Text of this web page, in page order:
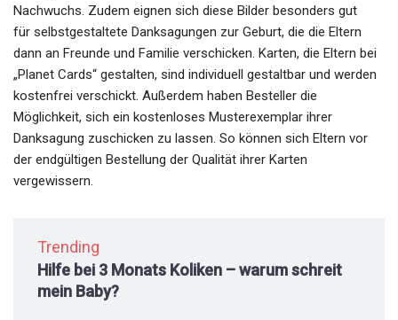
Nachwuchs. Zudem eignen sich diese Bilder besonders gut
für selbstgestaltete Danksagungen zur Geburt, die die Eltern
dann an Freunde und Familie verschicken. Karten, die Eltern bei
„Planet Cards“ gestalten, sind individuell gestaltbar und werden
kostenfrei verschickt. Außerdem haben Besteller die
Möglichkeit, sich ein kostenloses Musterexemplar ihrer
Danksagung zuschicken zu lassen. So können sich Eltern vor
der endgültigen Bestellung der Qualität ihrer Karten
vergewissern.
Trending
Hilfe bei 3 Monats Koliken – warum schreit
mein Baby?